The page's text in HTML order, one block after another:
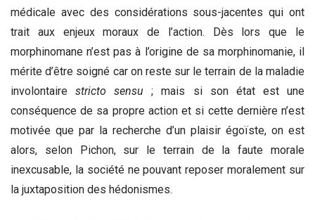
médicale avec des considérations sous-jacentes qui ont
trait aux enjeux moraux de l’action. Dès lors que le
morphinomane n’est pas à l’origine de sa morphinomanie, il
mérite d’être soigné car on reste sur le terrain de la maladie
involontairestricto sensu ; mais si son état est une
conséquence de sa propre action et si cette dernière n’est
motivée que par la recherche d’un plaisir égoïste, on est
alors, selon Pichon, sur le terrain de la faute morale
inexcusable, la société ne pouvant reposer moralement sur
la juxtaposition des hédonismes.